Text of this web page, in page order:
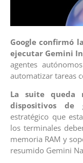
Google confirmó
ejecutar Gemini
agentes
automatizar tareas
La suite queda
dispositivos de
estratégico que
los terminales
memoria RAM y
resumido Gemini